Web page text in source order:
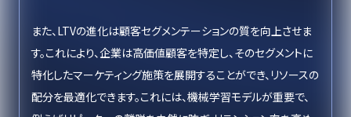
また、LTVの進化は顧客セグメンテーションの質を向上させま
す。これにより、企業は高価値顧客を特定し、そのセグメントに
特化したマーケティング施策を展開することができ、リソースの
配分を最適化できます。これには、機械学習モデルが重要で、